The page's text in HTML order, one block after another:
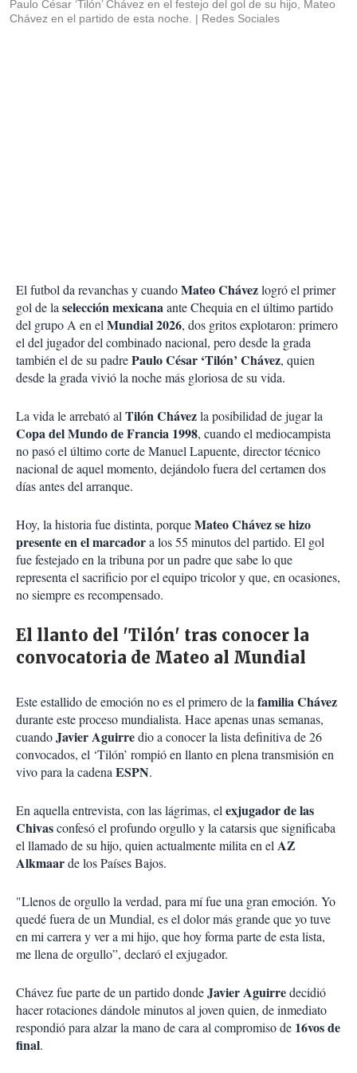
Paulo César ‘Tilón’ Chávez en el festejo del gol de su hijo, Mateo
Chávez en el partido de esta noche.
Redes Sociales
El futbol da revanchas y cuandoMateo Chávezlogró el primer
gol de laselección mexicanaante Chequia en el último partido
del grupo A en elMundial 2026, dos gritos explotaron: primero
el del jugador del combinado nacional, pero desde la grada
también el de su padrePaulo César ‘Tilón’ Chávez, quien
desde la grada vivió la noche más gloriosa de su vida.
La vida le arrebató alTilón Chávezla posibilidad de jugar la
Copa del Mundo de Francia 1998, cuando el mediocampista
no pasó el último corte de Manuel Lapuente, director técnico
nacional de aquel momento, dejándolo fuera del certamen dos
días antes del arranque.
Hoy, la historia fue distinta, porqueMateo Chávez se hizo
presente en el marcadora los 55 minutos del partido. El gol
fue festejado en la tribuna por un padre que sabe lo que
representa el sacrificio por el equipo tricolor y que, en ocasiones,
no siempre es recompensado.
El llanto del 'Tilón' tras conocer la
convocatoria de Mateo al Mundial
Este estallido de emoción no es el primero de lafamilia Chávez
durante este proceso mundialista. Hace apenas unas semanas,
cuandoJavier Aguirredio a conocer la lista definitiva de 26
convocados, el ‘Tilón’ rompió en llanto en plena transmisión en
vivo para la cadenaESPN.
En aquella entrevista, con las lágrimas, elexjugador de las
Chivasconfesó el profundo orgullo y la catarsis que significaba
el llamado de su hijo, quien actualmente milita en elAZ
Alkmaarde los Países Bajos.
"Llenos de orgullo la verdad, para mí fue una gran emoción. Yo
quedé fuera de un Mundial, es el dolor más grande que yo tuve
en mi carrera y ver a mi hijo, que hoy forma parte de esta lista,
me llena de orgullo”, declaró el exjugador.
Chávez fue parte de un partido dondeJavier Aguirredecidió
hacer rotaciones dándole minutos al joven quien, de inmediato
respondió para alzar la mano de cara al compromiso de 16vos de
final.